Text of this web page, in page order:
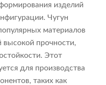
изделий
Чугун
материалов
высокой прочности,
Этот
для производства
таких как